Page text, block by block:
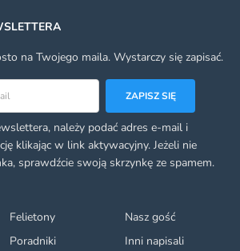
Felietony
Nasz gość
Poradniki
Inni napisali
na Twojego maila. Wystarczy się zapisać.
ZAPISZ SIĘ
należy podać adres e-mail i
klikając w link aktywacyjny. Jeżeli nie
sprawdźcie swoją skrzynkę ze spamem.